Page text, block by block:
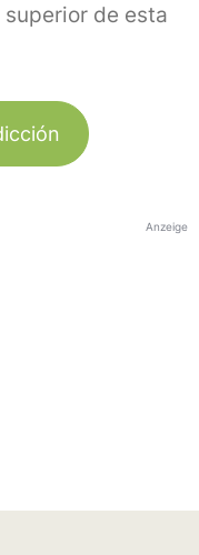
de esta
Anzeige